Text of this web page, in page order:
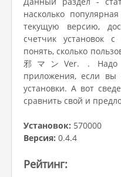
насколько
текущую версию,
счетчик установок
понять, сколько
邪マンVer. . Надо
приложения, если вы
установки. А вот
сравнить свой и
Установок: 570000
Версия: 0.4.4
Рейтинг: